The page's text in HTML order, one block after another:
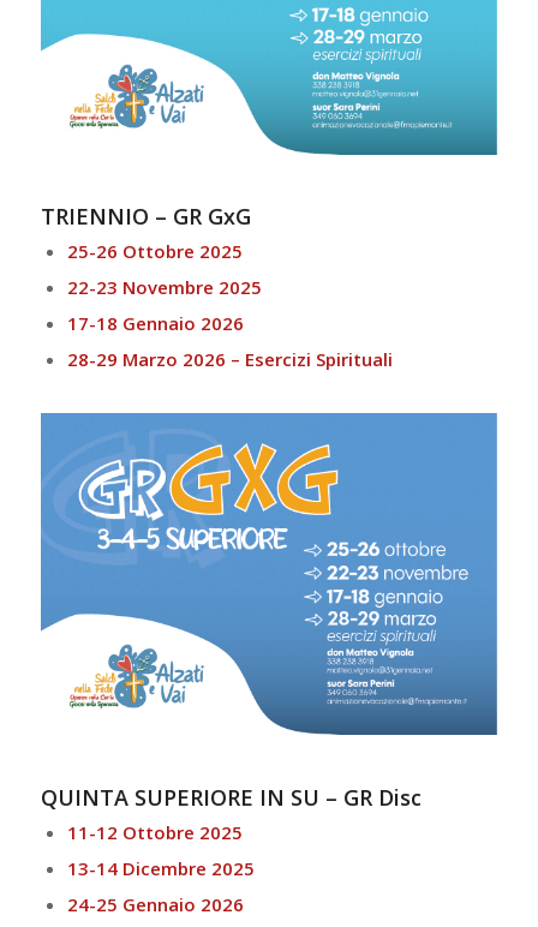
TRIENNIO – GR GxG
25-26 Ottobre 2025
22-23 Novembre 2025
17-18 Gennaio 2026
28-29 Marzo 2026 – Esercizi Spirituali
QUINTA SUPERIORE IN SU – GR Disc
11-12 Ottobre 2025
13-14 Dicembre 2025
24-25 Gennaio 2026